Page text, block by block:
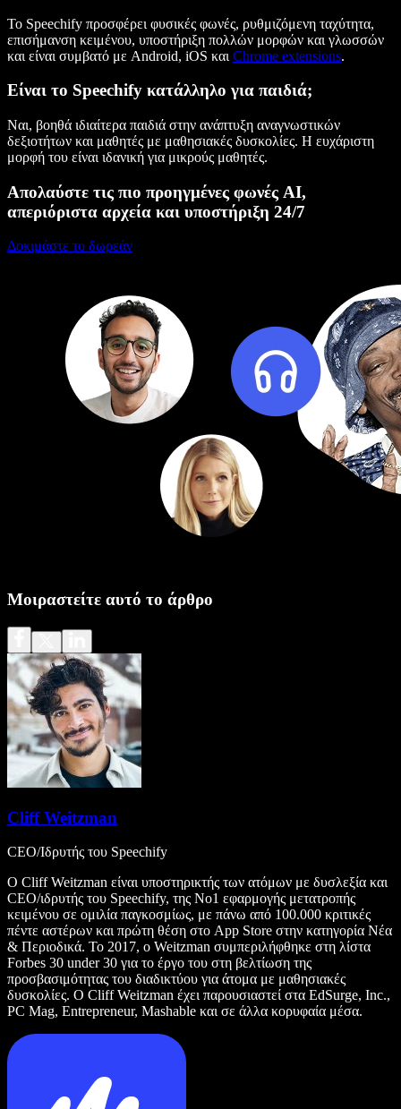
Το Speechify προσφέρει φυσικές φωνές, ρυθμιζόμενη ταχύτητα,
επισήμανση κειμένου, υποστήριξη πολλών μορφών και γλωσσών
και είναι συμβατό με Android, iOS και Chrome extensions.
Είναι το Speechify κατάλληλο για παιδιά;
Ναι, βοηθά ιδιαίτερα παιδιά στην ανάπτυξη αναγνωστικών
δεξιοτήτων και μαθητές με μαθησιακές δυσκολίες. Η ευχάριστη
μορφή του είναι ιδανική για μικρούς μαθητές.
Απολαύστε τις πιο προηγμένες φωνές AI,
απεριόριστα αρχεία και υποστήριξη 24/7
Δοκιμάστε το δωρεάν
Μοιραστείτε αυτό το άρθρο
Cliff Weitzman
CEO/Ιδρυτής του Speechify
Ο Cliff Weitzman είναι υποστηρικτής των ατόμων με δυσλεξία και
CEO/ιδρυτής του Speechify, της Νο1 εφαρμογής μετατροπής
κειμένου σε ομιλία παγκοσμίως, με πάνω από 100.000 κριτικές
πέντε αστέρων και πρώτη θέση στο App Store στην κατηγορία Νέα
& Περιοδικά. Το 2017, ο Weitzman συμπεριλήφθηκε στη λίστα
Forbes 30 under 30 για το έργο του στη βελτίωση της
προσβασιμότητας του διαδικτύου για άτομα με μαθησιακές
δυσκολίες. Ο Cliff Weitzman έχει παρουσιαστεί στα EdSurge, Inc.,
PC Mag, Entrepreneur, Mashable και σε άλλα κορυφαία μέσα.